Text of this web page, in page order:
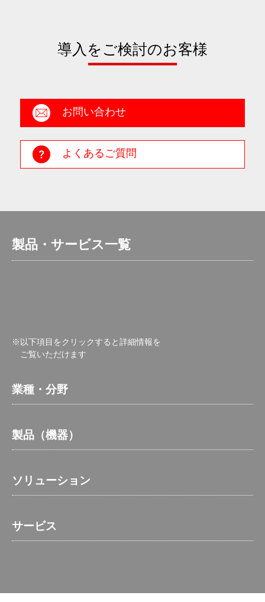
導入をご検討のお客様
お問い合わせ
よくあるご質問
製品・サービス一覧
※以下項目をクリックすると詳細情報を
ご覧いただけます
業種・分野
製品（機器）
ソリューション
サービス